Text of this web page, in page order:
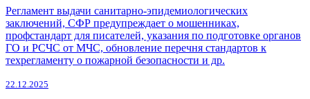
Регламент выдачи санитарно-эпидемиологических
заключений, СФР предупреждает о мошенниках,
профстандарт для писателей, указания по подготовке органов
ГО и РСЧС от МЧС, обновление перечня стандартов к
техрегламенту о пожарной безопасности и др.
22.12.2025